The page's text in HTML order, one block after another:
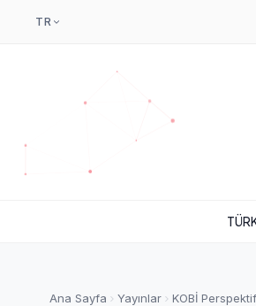
TR
Ana Sayfa Yayınlar KOBİ